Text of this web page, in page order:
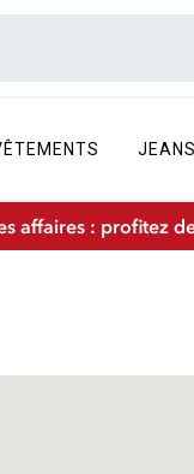
JEANS
affaires : profitez